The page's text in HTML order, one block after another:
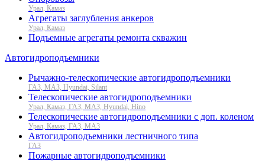
Урал, Камаз
Агрегаты заглубления анкеров
Урал, Камаз
Подъемные агрегаты ремонта скважин
Автогидроподъемники
Рычажно-телескопические автогидроподъемники
ГАЗ, МАЗ, Hyundai, Silant
Телескопические автогидроподъемники
Урал, Камаз, ГАЗ, МАЗ, Hyundai, Hino
Телескопические автогидроподъемники с доп. коленом
Урал, Камаз, ГАЗ, МАЗ
Автогидроподъемники лестничного типа
ГАЗ
Пожарные автогидроподъемники